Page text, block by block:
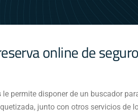
online de
le permite disponer de un buscador
junto con otros servicios de